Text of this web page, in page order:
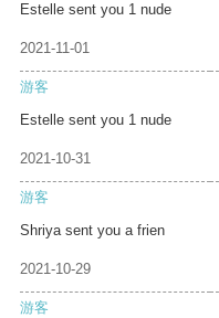
Estelle sent you 1 nude
2021-11-01
游客
Estelle sent you 1 nude
2021-10-31
游客
Shriya sent you a frien
2021-10-29
游客